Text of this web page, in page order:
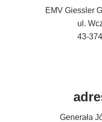
EMV Giessler
ul.
43-
Generała